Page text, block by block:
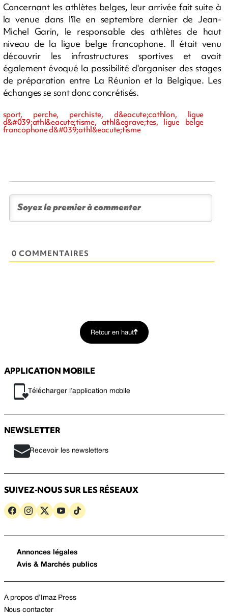
Concernant les athlètes belges, leur arrivée fait suite à
la venue dans l'île en septembre dernier de Jean-
Michel Garin, le responsable des athlètes de haut
niveau de la ligue belge francophone. Il était venu
découvrir les infrastructures sportives et avait
également évoqué la possibilité d'organiser des stages
de préparation entre La Réunion et la Belgique. Les
échanges se sont donc concrétisés.
sport, perche, perchiste, d&eacute;cathlon, ligue
d&#039;athl&eacute;tisme, athl&egrave;tes, ligue belge
francophone d&#039;athl&eacute;tisme
0 COMMENTAIRES
Retour en haut
APPLICATION MOBILE
Télécharger l’application mobile
NEWSLETTER
Recevoir les newsletters
SUIVEZ-NOUS SUR LES RÉSEAUX
Annonces légales
Avis & Marchés publics
A propos d’Imaz Press
Nous contacter